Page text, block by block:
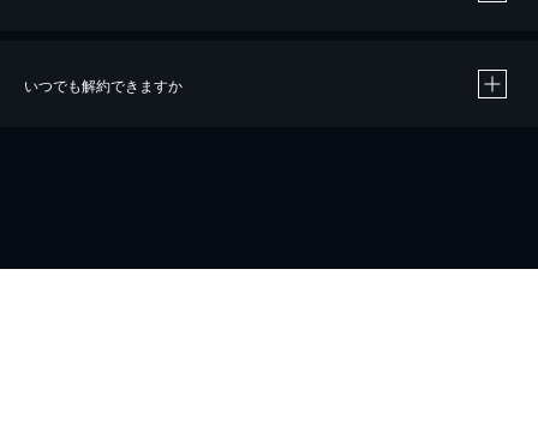
いつでも解約できますか